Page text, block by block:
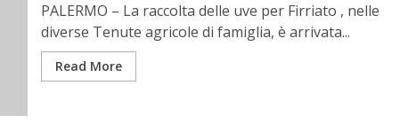
PALERMO – La raccolta delle uve per Firriato , nelle
diverse Tenute agricole di famiglia, è arrivata...
Read More